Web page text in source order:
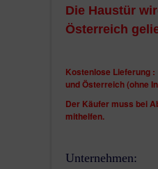
Die Haustür
Österreich
Kostenlose Lieferung
undÖsterreich (ohne
Der Käufer muss bei
mithelfen.
Unternehmen: